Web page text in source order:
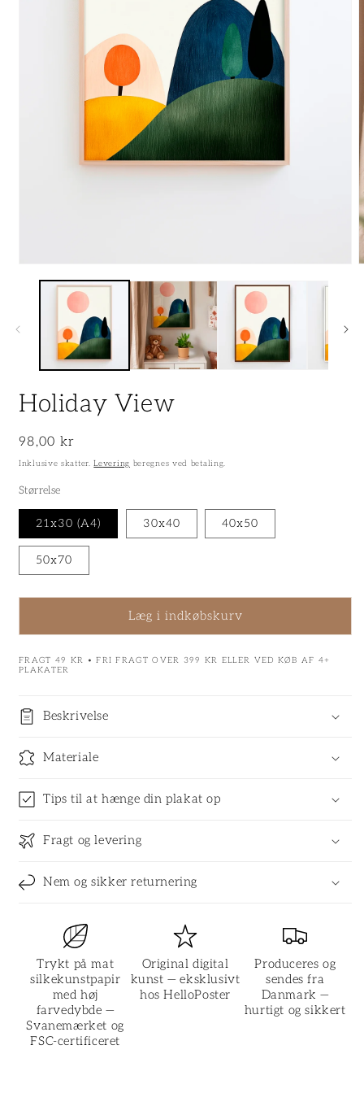
Holiday View
Normalpris
98,00 kr
Inklusive skatter.Levering beregnes ved betaling.
Størrelse
21x30 (A4) 30x40 40x50
50x70
Læg i indkøbskurv
FRAGT 49 KR • FRI FRAGT OVER 399 KR ELLER VED KØB AF 4+
PLAKATER
Beskrivelse
Materiale
Tips til at hænge din plakat op
Fragt og levering
Nem og sikker returnering
Trykt på mat
silkekunstpapir
med høj
farvedybde —
Svanemærket og
FSC-certificeret
Original digital
kunst — eksklusivt
hos HelloPoster
Produceres og
sendes fra
Danmark —
hurtigt og sikkert